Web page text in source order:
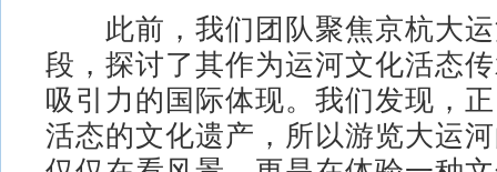
此前，我们团队聚焦京杭大运
段，探讨了其作为运河文化活态
吸引力的国际体现。我们发现，
活态的文化遗产，所以游览大运